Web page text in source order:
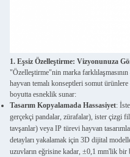
1. Eşsiz Özelleştirme: Vizyonunuza
"Özelleştirme"nin marka
hayvan temalı konseptleri somut
boyutta esneklik sunar:
Tasarım Kopyalamada Hassasiyet:
gerçekçi pandalar, zürafalar), ister çizgi
tavşanlar) veya IP türevi hayvan
detayları yakalamak için 3D dijital
uzuvların eğrisine kadar, ±0,1 mm'lik bir